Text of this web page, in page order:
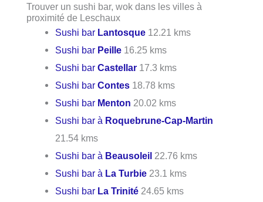
Trouver un sushi bar, wok dans les villes à
proximité de Leschaux
Sushi bar Lantosque 12.21 kms
Sushi bar Peille 16.25 kms
Sushi barCastellar 17.3 kms
Sushi barContes 18.78 kms
Sushi bar Menton 20.02 kms
Sushi bar à Roquebrune-Cap-Martin
21.54 kms
Sushi bar à Beausoleil 22.76 kms
Sushi bar à La Turbie 23.1 kms
Sushi bar La Trinité 24.65 kms